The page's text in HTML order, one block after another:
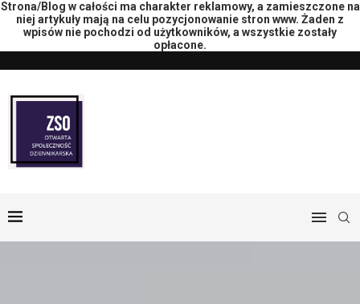
Strona/Blog w całości ma charakter reklamowy, a zamieszczone na
niej artykuły mają na celu pozycjonowanie stron www. Żaden z
wpisów nie pochodzi od użytkowników, a wszystkie zostały
opłacone.